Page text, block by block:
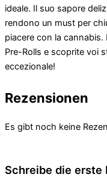
ideale. Il suo sapore
rendono un must per
piacere con la
Pre-Rolls e scoprite voi
eccezionale!
Rezensionen
Es gibt noch keine
Schreibe die erste